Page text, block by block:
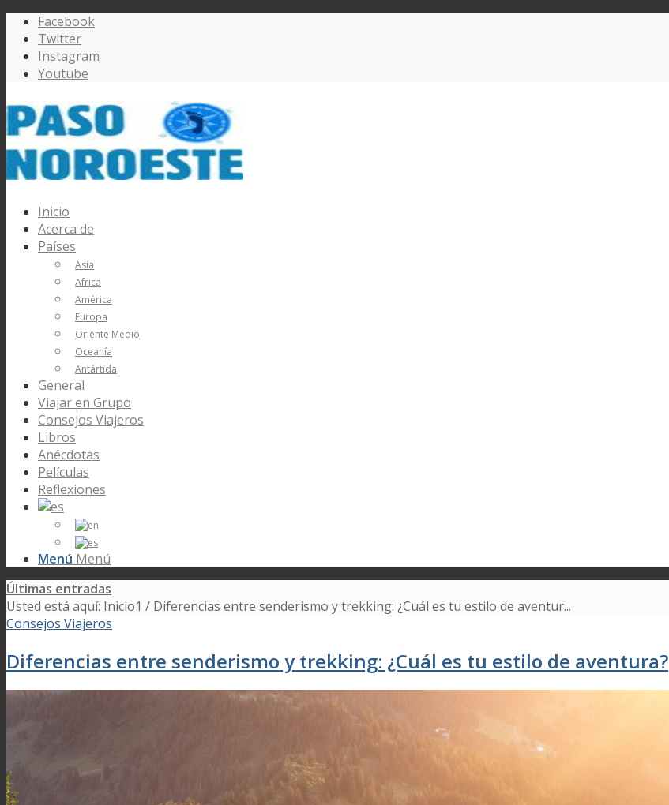
Facebook
Twitter
Instagram
Youtube
Inicio
Acerca de
Países
Asia
Africa
América
Europa
Oriente Medio
Oceanía
Antártida
General
Viajar en Grupo
Consejos Viajeros
Libros
Anécdotas
Películas
Reflexiones
Menú Menú
Últimas entradas
Usted está aquí: Inicio1 / Diferencias entre senderismo y trekking: ¿Cuál es tu estilo de aventur...
Consejos Viajeros
Diferencias entre senderismo y trekking: ¿Cuál es tu estilo de aventura?